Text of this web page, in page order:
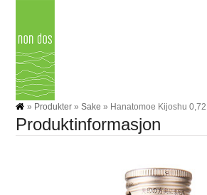
content
» Produkter »Sake » Hanatomoe Kijoshu 0,72 l
Produktinformasjon